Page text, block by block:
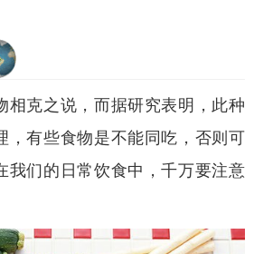
克之说，而据研究表明，此种
，有些食物是不能同吃，否则可
我们的日常饮食中，千万要注意